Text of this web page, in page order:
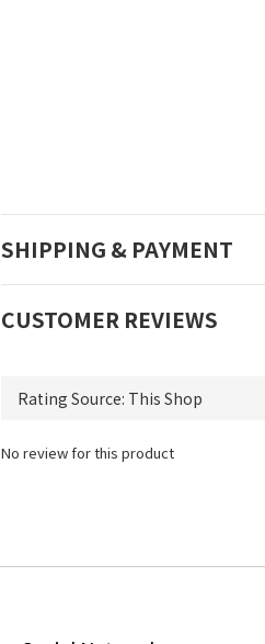
SHIPPING & PAYMENT
CUSTOMER REVIEWS
No review for this product